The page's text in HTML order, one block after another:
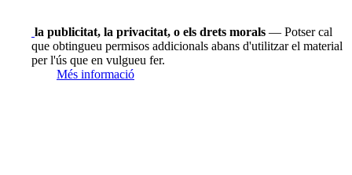
la publicitat, la privacitat, o els drets morals — Potser cal
que obtingueu permisos addicionals abans d'utilitzar el material
per l'ús que en vulgueu fer.
Més informació